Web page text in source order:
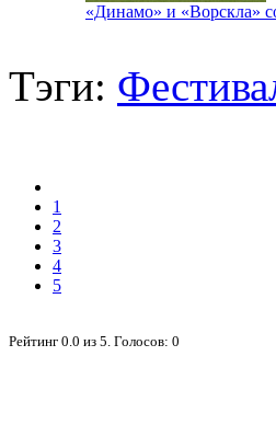
«Динамо» и «Ворскла»
Тэги:
1
2
3
4
5
Рейтинг 0.0 из 5 . Голосов: 0